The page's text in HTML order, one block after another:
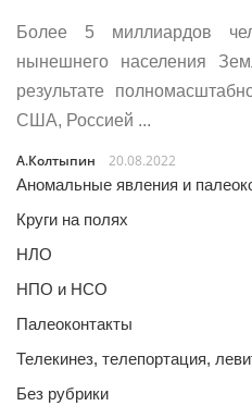
Более 5 миллиардов
нынешнего населения
результате
США, Россией ...
А.Колтыпин
20.08.2022
Аномальные явления и
Круги на полях
НЛО
НПО и НСО
Палеоконтакты
Телекинез, телепортация,
Без рубрики